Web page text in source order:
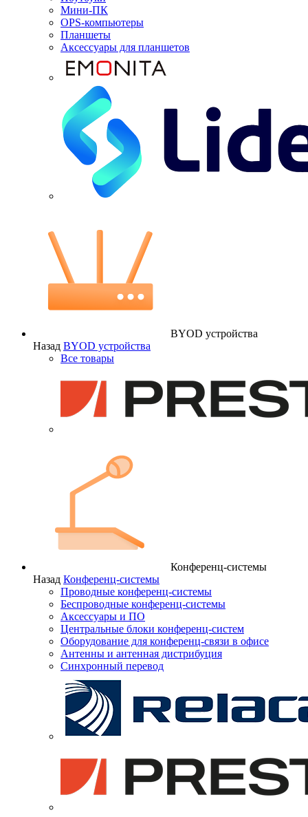
Мини-ПК
OPS-компьютеры
Планшеты
Аксессуары для планшетов
BYOD устройства
Назад BYOD устройства
Все товары
Конференц-системы
Назад Конференц-системы
Проводные конференц-системы
Беспроводные конференц-системы
Аксессуары и ПО
Центральные блоки конференц-систем
Оборудование для конференц-связи в офисе
Антенны и антенная дистрибуция
Синхронный перевод